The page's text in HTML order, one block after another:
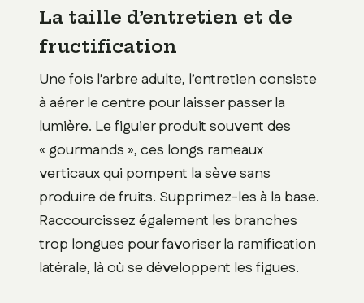
La taille d’entretien et de
fructification
Une fois l’arbre adulte, l’entretien consiste
à aérer le centre pour laisser passer la
lumière. Le figuier produit souvent des
« gourmands », ces longs rameaux
verticaux qui pompent la sève sans
produire de fruits. Supprimez-les à la base.
Raccourcissez également les branches
trop longues pour favoriser la ramification
latérale, là où se développent les figues.